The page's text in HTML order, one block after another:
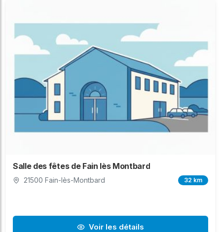
Salle des fêtes de Fain lès Montbard
21500 Fain-lès-Montbard 32 km
Voir les détails